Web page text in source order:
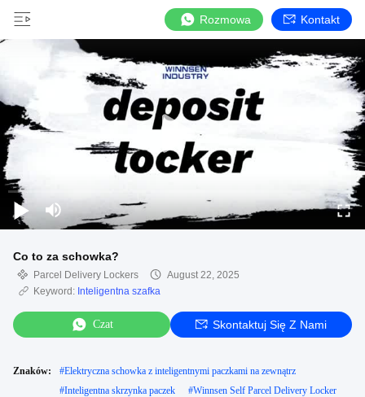
Rozmowa Kontakt
Co to za schowka?
Parcel Delivery Lockers
August 22, 2025
Keyword: Inteligentna szafka
Czat Skontaktuj Się Z Nami
Znaków: #Elektryczna schowka z inteligentnymi paczkami na zewnątrz
#Inteligentna skrzynka paczek #Winnsen Self Parcel Delivery Locker